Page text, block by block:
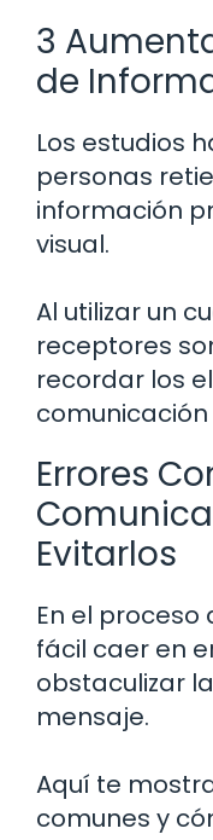
3
de
Los estudios
personas
información
visual.
Al utilizar un
receptores
recordar los
Errores
Evitarlos
En el proceso
fácil caer en
obstaculizar
mensaje.
Aquí te
comunes y